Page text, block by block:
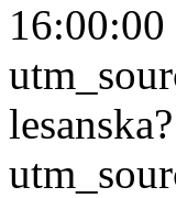
lesanska?